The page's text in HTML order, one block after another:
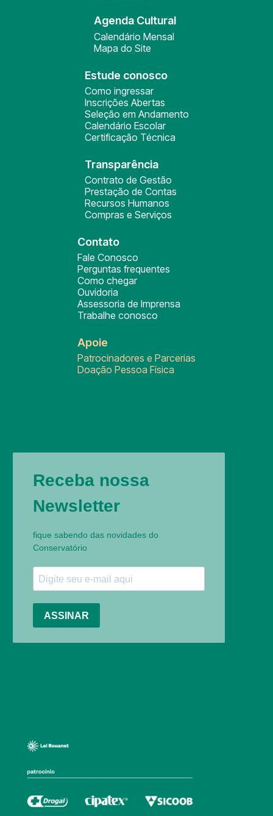
Agenda Cultural
Calendário Mensal
Mapa do Site
Estude conosco
Como ingressar
Inscrições Abertas
Seleção em Andamento
Calendário Escolar
Certificação Técnica
Transparência
Contrato de Gestão
Prestação de Contas
Recursos Humanos
Compras e Serviços
Contato
Fale Conosco
Perguntas frequentes
Como chegar
Ouvidoria
Assessoria de Imprensa
Trabalhe conosco
Apoie
Patrocinadores e Parcerias
Doação Pessoa Física